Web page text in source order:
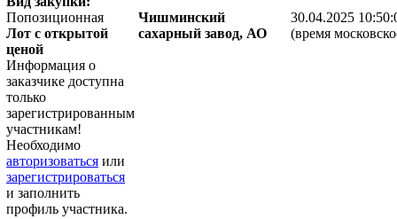
Попозиционная
Лот с открытой
ценой
Информация о
заказчике доступна
только
зарегистрированным
участникам!
Необходимо
авторизоваться или
зарегистрироваться
и заполнить
профиль участника.
Чишминский
сахарный завод, АО
30.04.2025
(время